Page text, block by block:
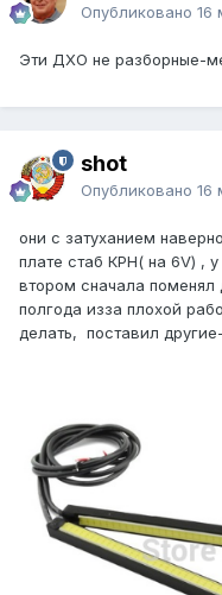
Опубликовано 16
Эти ДХО не разборные-
shot
Опубликовано 16
они с затуханием
плате стаб КРН( на 6V) ,
втором сначала поменял
полгода изза плохой
делать, поставил